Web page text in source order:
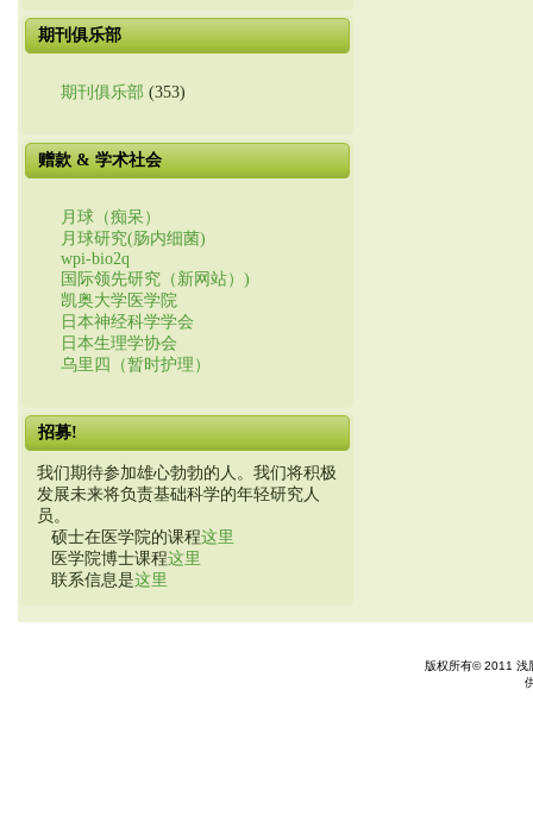
的
新
期刊俱乐部
期刊俱乐部 (353)
赠款 & 学术社会
月球（痴呆）
月球研究(肠内细菌)
wpi-bio2q
国际领先研究（新网站）)
凯奥大学医学院
日本神经科学学会
日本生理学协会
乌里四（暂时护理）
招募!
我们期待参加雄心勃勃的人。我们将积极
发展未来将负责基础科学的年轻研究人
员。
硕士在医学院的课程这里
医学院博士课程这里
联系信息是这里
版权所有© 2011 浅